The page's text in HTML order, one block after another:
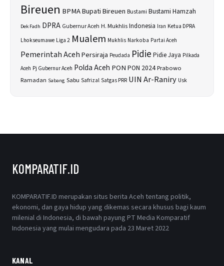
Bireuen BPMABupati Bireuen Bustami Bustami Hamzah
Dek Fadh DPRA Gubernur Aceh H. MukhlisIndonesia Iran Ketua DPRA
Lhokseumawe Liga 2 Mualem Mukhlis Narkoba Partai Aceh
Pemerintah AcehPersiraja Peudada Pidie Pidie Jaya Pilkada
Aceh Pj Gubernur Aceh Polda Aceh PON PON 2024Prabowo
Ramadan Sabang Sabu Safrizal Satgas PRR UIN Ar-Raniry Usk
KOMPARATIF.ID
KOMPARATIF.ID merupakan situs berita Aceh tentang politik,
ekonomi, dan gaya hidup yang dikemas secara khusus bagi kaum
milenial di Indonesia, di bawah payung PT Media Komparatif
Indonesia yang mulai mengudara pada 23 Maret 2022
KANAL